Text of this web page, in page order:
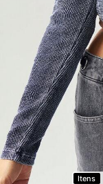
Itens